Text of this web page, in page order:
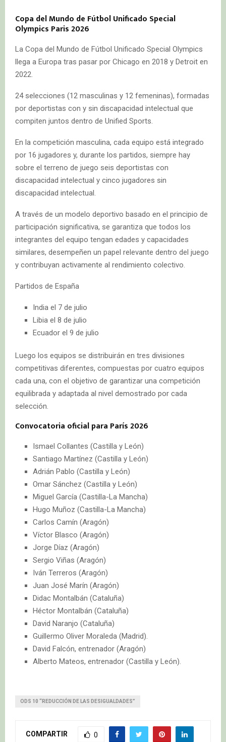
Copa del Mundo de Fútbol Unificado Special
Olympics Paris 2026
La Copa del Mundo de Fútbol Unificado Special Olympics
llega a Europa tras pasar por Chicago en 2018 y Detroit en
2022.
24 selecciones (12 masculinas y 12 femeninas), formadas
por deportistas con y sin discapacidad intelectual que
compiten juntos dentro de Unified Sports.
En la competición masculina, cada equipo está integrado
por 16 jugadores y, durante los partidos, siempre hay
sobre el terreno de juego seis deportistas con
discapacidad intelectual y cinco jugadores sin
discapacidad intelectual.
A través de un modelo deportivo basado en el principio de
participación significativa, se garantiza que todos los
integrantes del equipo tengan edades y capacidades
similares, desempeñen un papel relevante dentro del juego
y contribuyan activamente al rendimiento colectivo.
Partidos de España
India el 7 de julio
Libia el 8 de julio
Ecuador el 9 de julio
Luego los equipos se distribuirán en tres divisiones
competitivas diferentes, compuestas por cuatro equipos
cada una, con el objetivo de garantizar una competición
equilibrada y adaptada al nivel demostrado por cada
selección.
Convocatoria oficial para París 2026
Ismael Collantes (Castilla y León)
Santiago Martínez (Castilla y León)
Adrián Pablo (Castilla y León)
Omar Sánchez (Castilla y León)
Miguel García (Castilla-La Mancha)
Hugo Muñoz (Castilla-La Mancha)
Carlos Camín (Aragón)
Víctor Blasco (Aragón)
Jorge Díaz (Aragón)
Sergio Viñas (Aragón)
Iván Terreros (Aragón)
Juan José Marín (Aragón)
Didac Montalbán (Cataluña)
Héctor Montalbán (Cataluña)
David Naranjo (Cataluña)
Guillermo Oliver Moraleda (Madrid).
David Falcón, entrenador (Aragón)
Alberto Mateos, entrenador (Castilla y León).
ODS 10 “REDUCCIÓN DE LAS DESIGUALDADES”
COMPARTIR 0